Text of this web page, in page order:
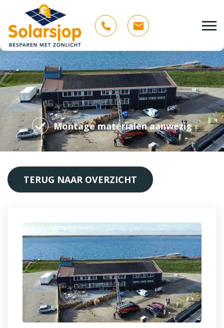
Montage materialen aanwezig
TERUG NAAR OVERZICHT